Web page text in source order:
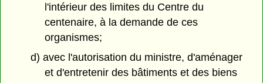
l'intérieur des limites du Centre du
centenaire, à la demande de ces
organismes;
d) avec l'autorisation du ministre, d'aménager
et d'entretenir des bâtiments et des biens